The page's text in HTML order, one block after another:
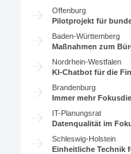
Offenburg
Pilotprojekt für
Baden-Württemberg
Maßnahmen zum
Nordrhein-Westfalen
KI-Chatbot für die
Brandenburg
Immer mehr
IT-Planungsrat
Datenqualität im
Schleswig-Holstein
Einheitliche Technik